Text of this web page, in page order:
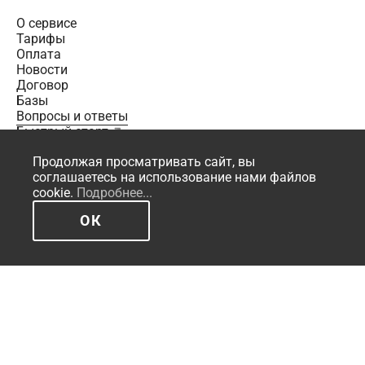
О сервисе
Тарифы
Оплата
Новости
Договор
Базы
Вопросы и ответы
Быстрый старт
+7 495 221-78-59
Email:office@smeta.ru
© 2023 - 2026 Программа: «Сметный офис»
Продолжая просматривать сайт, вы
соглашаетесь на использование нами файлов
cookie. Подробнее...
ОК